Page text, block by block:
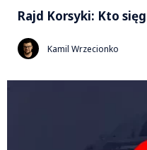
Rajd Korsyki: Kto
Kamil Wrzecionko